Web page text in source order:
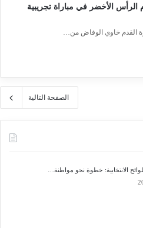
الرأس الأخضر في مباراة تجريبية
القدم خاوي الوفاض من…
الصفحة التالية
الانتخابية: خطوة نحو مواطنة…